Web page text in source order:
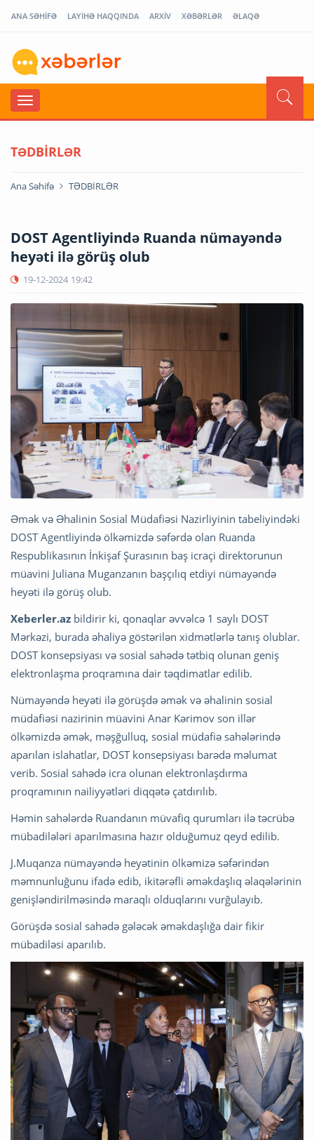
ANA SƏHİFƏ LAYİHƏ HAQQINDA ARXİV XƏBƏRLƏR ƏLAQƏ
TƏDBİRLƏR
Ana Səhifə TƏDBİRLƏR
DOST Agentliyində Ruanda nümayəndə
heyəti ilə görüş olub
19-12-2024 19:42
Əmək və Əhalinin Sosial Müdafiəsi Nazirliyinin tabeliyindəki
DOST Agentliyində ölkəmizdə səfərdə olan Ruanda
Respublikasının İnkişaf Şurasının baş icraçi direktorunun
müavini Juliana Muganzanın başçılıq etdiyi nümayəndə
heyəti ilə görüş olub.
Xeberler.az bildirir ki, qonaqlar əvvəlcə 1 saylı DOST
Mərkəzi, burada əhaliyə göstərilən xidmətlərlə tanış olublar.
DOST konsepsiyası və sosial sahədə tətbiq olunan geniş
elektronlaşma proqramına dair təqdimatlar edilib.
Nümayəndə heyəti ilə görüşdə əmək və əhalinin sosial
müdafiəsi nazirinin müavini Anar Kərimov son illər
ölkəmizdə əmək, məşğulluq, sosial müdafiə sahələrində
aparılan islahatlar, DOST konsepsiyası barədə məlumat
verib. Sosial sahədə icra olunan elektronlaşdırma
proqramının nailiyyətləri diqqətə çatdırılıb.
Həmin sahələrdə Ruandanın müvafiq qurumları ilə təcrübə
mübadilələri aparılmasına hazır olduğumuz qeyd edilib.
J.Muqanza nümayəndə heyətinin ölkəmizə səfərindən
məmnunluğunu ifadə edib, ikitərəfli əməkdaşlıq əlaqələrinin
genişləndirilməsində maraqlı olduqlarını vurğulayıb.
Görüşdə sosial sahədə gələcək əməkdaşlığa dair fikir
mübadiləsi aparılıb.